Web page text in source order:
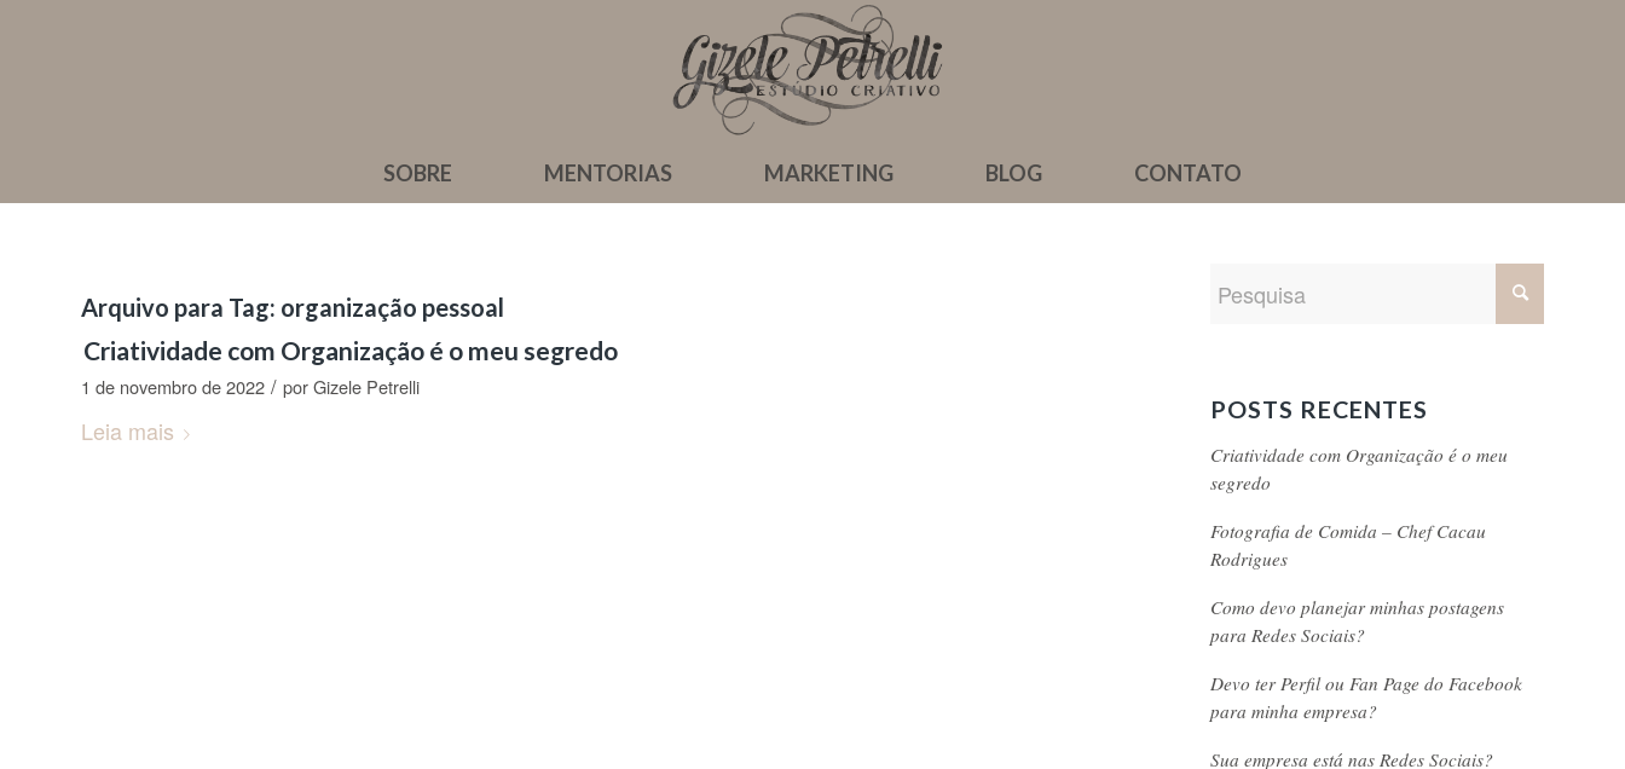
SOBRE MENTORIAS MARKETING BLOG CONTATO
Arquivo para Tag: organização pessoal
Criatividade com Organização é o meu segredo
1 de novembro de 2022 / porGizele Petrelli
Leia mais
POSTS RECENTES
Criatividade com Organização é o meu
segredo
Fotografia de Comida – Chef Cacau
Rodrigues
Como devo planejar minhas postagens
para Redes Sociais?
Devo ter Perfil ou Fan Page do Facebook
para minha empresa?
Sua empresa está nas Redes Sociais?